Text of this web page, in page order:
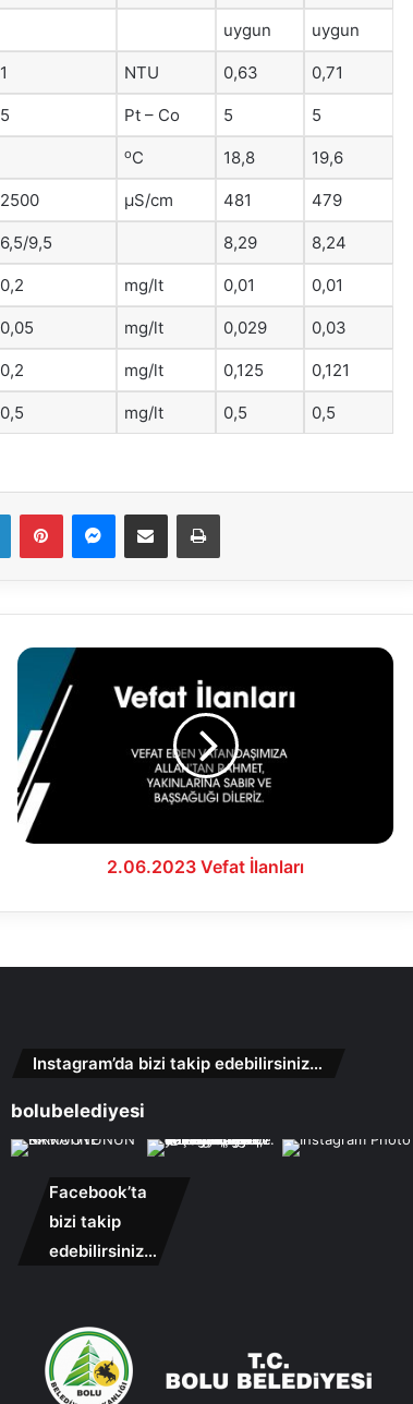
uygun uygun
1 NTU 0,63 0,71
5 Pt – Co 5 5
oC 18,8 19,6
2500 μS/cm 481 479
6,5/9,5 8,29 8,24
0,2 mg/lt 0,01 0,01
0,05 mg/lt 0,029 0,03
0,2 mg/lt 0,125 0,121
0,5 mg/lt 0,5 0,5
LinkedInPinterestMessenger
E-Mail ile paylaş Yazdır
2.06.2023
İlanları
2.06.2023 Vefat İlanları
Instagram’da bizi takip edebilirsiniz…
bolubelediyesi
Facebook’ta
bizi takip
edebilirsiniz…